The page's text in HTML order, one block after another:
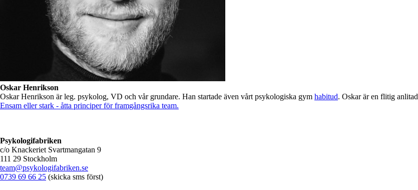
Oskar Henrikson
Oskar Henrikson är leg. psykolog, VD och vår grundare. Han startade även vårt psykologiska gym habitud. Oskar är en flitig anlitad
Ensam eller stark - åtta principer för framgångsrika team.
Psykologifabriken
c/o Knackeriet Svartmangatan 9
111 29 Stockholm
team@psykologifabriken.se
0739 69 66 25 (skicka sms först)